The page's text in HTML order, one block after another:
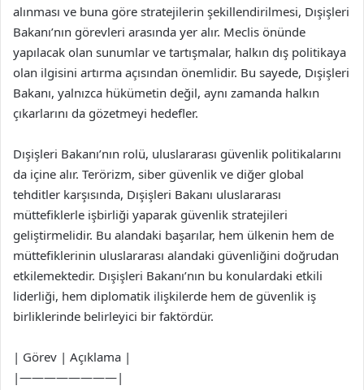
alınması ve buna göre stratejilerin şekillendirilmesi, Dışişleri
Bakanı’nın görevleri arasında yer alır. Meclis önünde
yapılacak olan sunumlar ve tartışmalar, halkın dış politikaya
olan ilgisini artırma açısından önemlidir. Bu sayede, Dışişleri
Bakanı, yalnızca hükümetin değil, aynı zamanda halkın
çıkarlarını da gözetmeyi hedefler.
Dışişleri Bakanı’nın rolü, uluslararası güvenlik politikalarını
da içine alır. Terörizm, siber güvenlik ve diğer global
tehditler karşısında, Dışişleri Bakanı uluslararası
müttefiklerle işbirliği yaparak güvenlik stratejileri
geliştirmelidir. Bu alandaki başarılar, hem ülkenin hem de
müttefiklerinin uluslararası alandaki güvenliğini doğrudan
etkilemektedir. Dışişleri Bakanı’nın bu konulardaki etkili
liderliği, hem diplomatik ilişkilerde hem de güvenlik iş
birliklerinde belirleyici bir faktördür.
| Görev | Açıklama |
|————————|